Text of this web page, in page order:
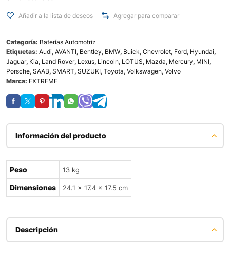
Añadir a la lista de deseos Agregar para comparar
Categoría: Baterías Automotriz
Etiquetas: Audi, AVANTI, Bentley, BMW, Buick, Chevrolet, Ford, Hyundai,
Jaguar, Kia, Land Rover, Lexus, Lincoln, LOTUS, Mazda, Mercury, MINI,
Porsche, SAAB, SMART, SUZUKI, Toyota, Volkswagen, Volvo
Marca: EXTREME
Información del producto
Peso 13 kg
Dimensiones 24.1 × 17.4 × 17.5 cm
Descripción